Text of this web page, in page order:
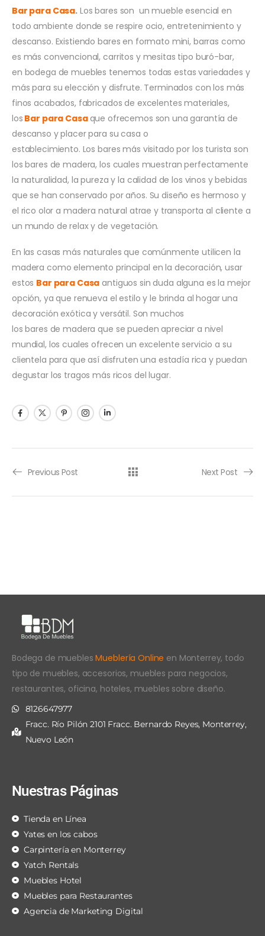
Bar para Casa. Los bares son un mueble esencial en
todo ambiente donde se respire ocio, entretenimiento y
descanso. Existiendo bares en formato mini, barras como
es más convencional, carritos y mesitas tipo buró-bar,
en bodega de muebles tenemos todas estas variedades y
más para su elección y disfrute. Terminados con los más
finos acabados, fabricados de excelentes materiales,
los Bar para Casa que ofrecemos son una garantía de
descanso y placer para su casa o
establecimiento. Los bares más visitado por los turista son
los bares de madera, los cuales muestran perfectamente
la naturalidad, la pureza y la calidad de los vinos y bebidas
que se han conservado por años. Su diseño es hermoso y
el rico olor a madera natural atrae y transporta al cliente a
un mundo de relax y de vegetación.
En las casas más naturales que comúnmente utilicen la
madera como elemento principal en la decoración, usar
estos Bar para Casa antiguos sin duda alguna es la mejor
opción, ya que renueva el estilo y le brinda al hogar una
decoración exótica y versátil. Son muchos
los bares de madera que se pueden apreciar a nivel
mundial, los cuales ofrecen un excelente servicio a su
clientela para que así disfruten una estadía rica y puedan
degustar los tragos más ricos del lugar.
Previous Post Next Post
Bodega de mueblesMueblería Online en Monterrey, todo
tipo de muebles, accesorios, muebles para negocios,
restaurantes, oficina, hoteles, muebles sobre diseño.
8126647977
Fracc. Río Pilón 2101 Fracc. Bernardo Reyes, Monterrey,
Nuevo León
Nuestras Páginas
Tienda en Línea
Yates en los cabos
Carpintería en Monterrey
Yatch Rentals
Muebles Hotel
Muebles para Restaurantes
Agencia de Marketing Digital